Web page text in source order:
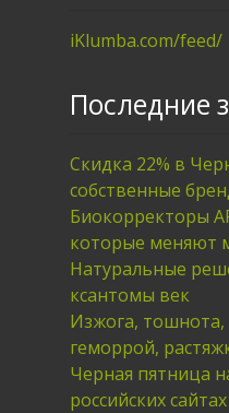
iKlumba.com/feed/
Последние
Скидка 22% в
собственные
Биокорректоры
которые меняют
Натуральные
ксантомы век
Изжога,
геморрой,
Черная пятница
российских сайтах